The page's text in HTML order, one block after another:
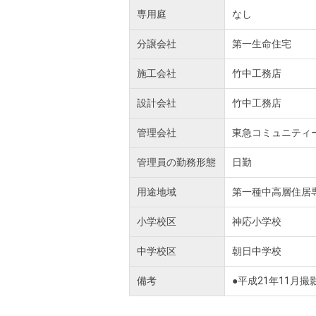
専用庭 なし
分譲会社 第一生命住宅
施工会社 竹中工務店
設計会社 竹中工務店
管理会社 東急コミュニティ
管理員の勤務形態 日勤
用途地域 第一種中高層住居
小学校区 神応小学校
中学校区 朝日中学校
備考 ●平成21年11月撮